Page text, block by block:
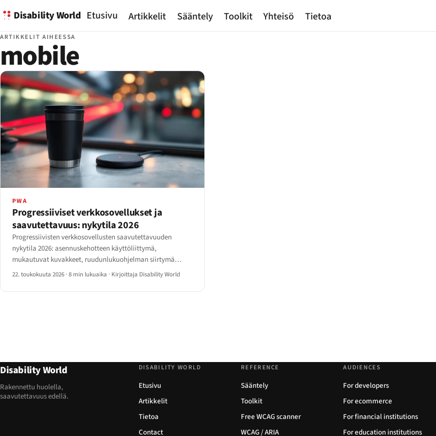
Disability World Etusivu Artikkelit Sääntely Toolkit Yhteisö Tietoa
ARTIKKELIT AIHEESSA
mobile
PWA
Progressiiviset verkkosovellukset ja
saavutettavuus: nykytila 2026
Progressiivisten verkkosovellusten saavutettavuuden
nykytila 2026: asennuskehotteen käyttöliittymä,
mukautuvat kuvakkeet, ruudunlukuohjelman siirtymä
verkon ja natiivisovelluksen välillä, manifest-ominaisuudet,
asennuspolku iOS 16.4:n jälkeen.
22. toukokuuta 2026 ·8 min lukuaika · Kirjoittaja Disability World
Disability World
Rakennettu huolella,
saavutettavuus edellä.
DISABILITY WORLD
Etusivu
Artikkelit
Tietoa
Contact
REFERENCE
Sääntely
Toolkit
Free WCAG scanner
WCAG / ARIA
AUDIENCES
For developers
For ecommerce
For financial institutions
For education institutions